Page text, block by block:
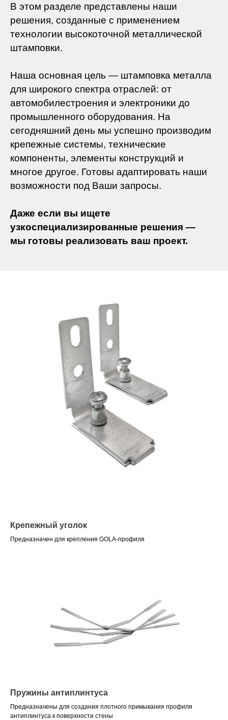
В этом разделе представлены наши
решения, созданные с применением
технологии высокоточной металлической
штамповки.
Наша основная цель — штамповка металла
для широкого спектра отраслей: от
автомобилестроения и электроники до
промышленного оборудования. На
сегодняшний день мы успешно производим
крепежные системы, технические
компоненты, элементы конструкций и
многое другое. Готовы адаптировать наши
возможности под Ваши запросы.
Даже если вы ищете
узкоспециализированные решения —
мы готовы реализовать ваш проект.
Крепежный уголок
Предназначен для крепления GOLA-профиля
Пружины антиплинтуса
Предназначены для создания плотного примыкания профиля
антиплинтуса к поверхности стены